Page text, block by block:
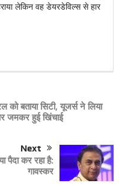
लेकिन वह डेयरडेविल्स से हार
बताया सिटी, यूजर्स ने लिया
जमकर हुई खिंचाई
Next
पैदा कर रहा है:
गावस्कर